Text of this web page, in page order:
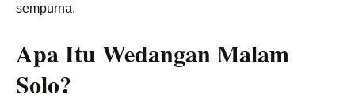
sempurna.
Apa Itu Wedangan Malam
Solo?